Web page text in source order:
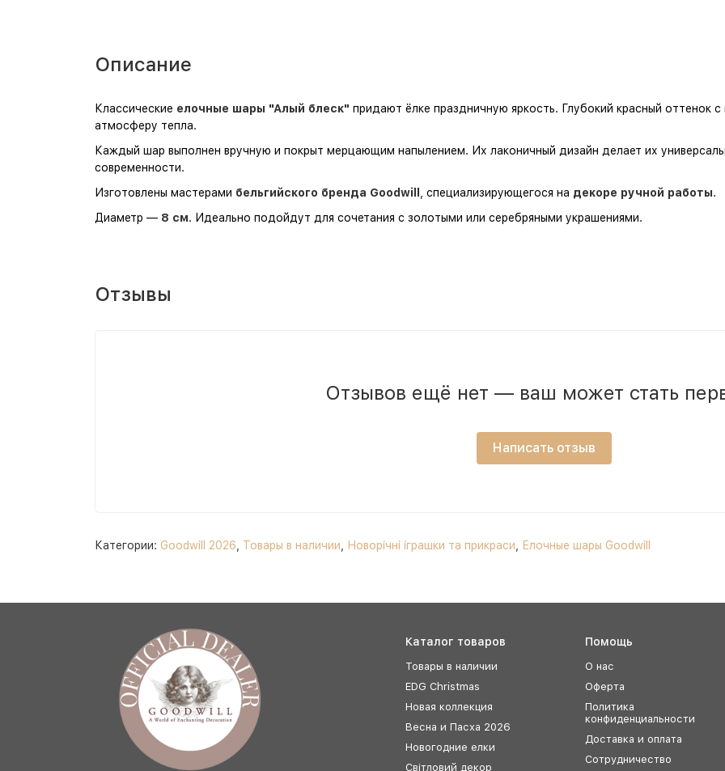
Описание
Классические елочные шары "Алый блеск" придают ёлке праздничную яркость. Глубокий красный оттенок
атмосферу тепла.
Каждый шар выполнен вручную и покрыт мерцающим напылением. Их лаконичный дизайн делает их
современности.
Изготовлены мастерами бельгийского бренда Goodwill , специализирующегося на декоре ручной работы.
Диаметр — 8 см. Идеально подойдут для сочетания с золотыми или серебряными украшениями.
Отзывы
Отзывов ещё нет — ваш может стать
Написать отзыв
Категории: Goodwill 2026 Товары в наличии Новорічні іграшки та прикраси Елочные шары Goodwill
Каталог товаров
Товары в наличии
EDG Christmas
Новая коллекция
Весна и Пасха 2026
Новогодние елки
Світловий декор
Помощь
О нас
Оферта
Политика
конфиденциальности
Доставка и оплата
Сотрудничество